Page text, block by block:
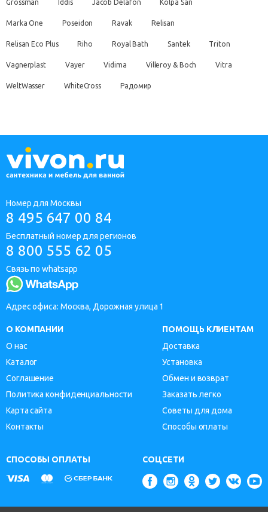
Grossman Iddis Jacob Delafon Kolpa San
Marka One Poseidon Ravak Relisan
Relisan Eco Plus Riho Royal Bath Santek Triton
Vagnerplast Vayer Vidima Villeroy & Boch Vitra
WeltWasser WhiteCross Радомир
Номер для Москвы
8 495 647 00 84
Бесплатный номер для регионов
8 800 555 62 05
Связь по whatsapp
Адрес офиса: Москва, Дорожная улица 1
О КОМПАНИИ
О нас
Каталог
Соглашение
Политика конфиденциальности
Карта сайта
Контакты
ПОМОЩЬ КЛИЕНТАМ
Доставка
Установка
Обмен и возврат
Заказать легко
Советы для дома
Способы оплаты
СПОСОБЫ ОПЛАТЫ СОЦСЕТИ